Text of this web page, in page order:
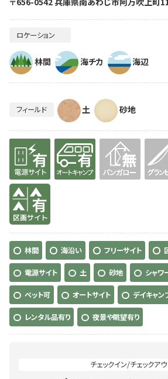
ロケーション
林間 海チカ 海辺
フィールド 土 砂地
有り 有り
有り
林間 海沿い フリーサイト
電源サイト 土 砂地 シャワ
ペット可 オートサイト デイキャン
レンタル品有り 夜景や眺望有り